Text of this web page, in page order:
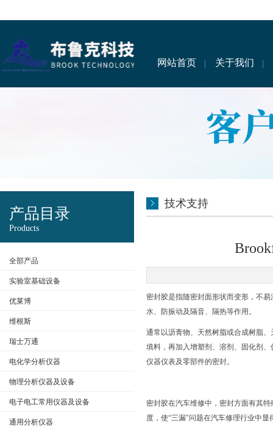
网站首页 关于我们
产品目录
Products
全部产品
实验室基础设备
优莱博
维根斯
瑞士万通
电化学分析仪器
物理分析仪器及设备
电子电工常用仪器及设备
通用分析仪器
技术支持
密封胶是指随密封面形状而变形，不
水、防振动及隔音、隔热等作用。
通常以沥青物、天然树脂或合成树脂
填料，再加入增塑剂、溶剂、固化剂
仪器仪表及零部件的密封。
密封胶在汽车维修中，密封方面有其
度，使“三漏"问题在汽车修理行业中